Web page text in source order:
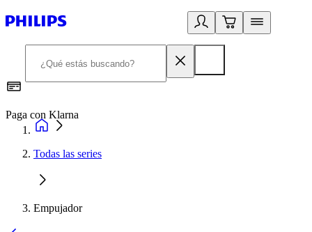
Paga con Klarna
Todas las series
Empujador